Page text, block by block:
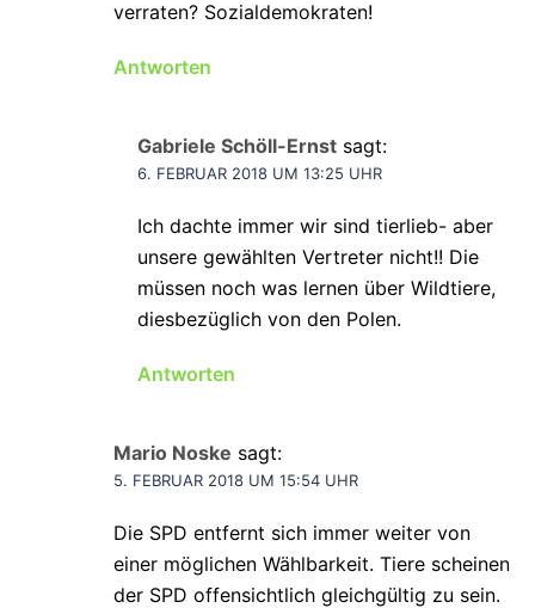
verraten? Sozialdemokraten!
Antworten
Gabriele Schöll-Ernst sagt:
6. FEBRUAR 2018 UM 13:25 UHR
Ich dachte immer wir sind tierlieb- aber
unsere gewählten Vertreter nicht!! Die
müssen noch was lernen über Wildtiere,
diesbezüglich von den Polen.
Antworten
Mario Noske sagt:
5. FEBRUAR 2018 UM 15:54 UHR
Die SPD entfernt sich immer weiter von
einer möglichen Wählbarkeit. Tiere scheinen
der SPD offensichtlich gleichgültig zu sein.